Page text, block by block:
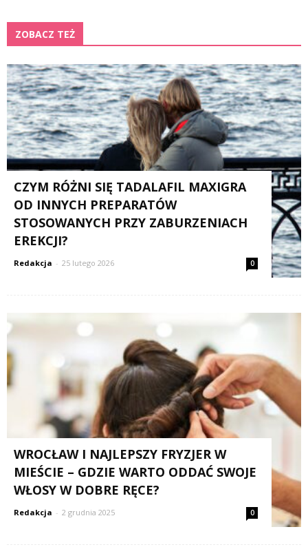
ZOBACZ TEŻ
CZYM RÓŻNI SIĘ TADALAFIL MAXIGRA
OD INNYCH PREPARATÓW
STOSOWANYCH PRZY ZABURZENIACH
EREKCJI?
Redakcja - 25 lutego 2026 0
WROCŁAW I NAJLEPSZY FRYZJER W
MIEŚCIE – GDZIE WARTO ODDAĆ SWOJE
WŁOSY W DOBRE RĘCE?
Redakcja - 2 grudnia 2025 0